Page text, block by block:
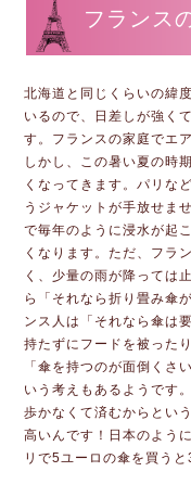
フランス
北海道と同じくらいの緯
いるので、日差しが強く
す。フランスの家庭でエ
しかし、この暑い夏の時
くなってきます。パリな
うジャケットが手放せま
で毎年のように浸水が起
くなります。ただ、フラ
く、少量の雨が降っては
ら「それなら折り畳み傘
ンス人は「それなら傘は
持たずにフードを被った
「傘を持つのが面倒くさ
いう考えもあるようです
歩かなくて済むからとい
高いんです！日本のよう
リで5ユーロの傘を買う